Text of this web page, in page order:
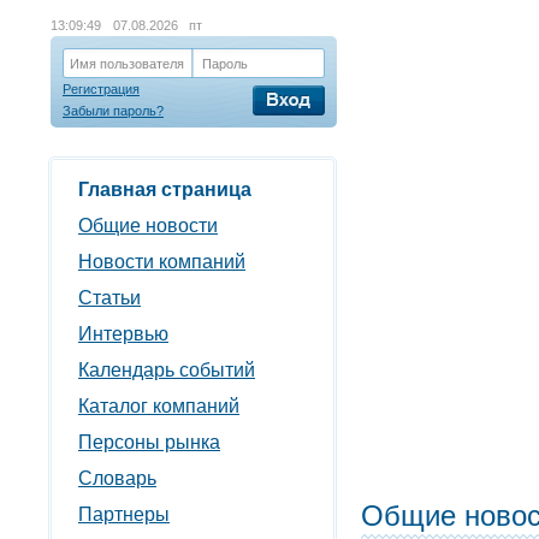
13:09:50 07.08.2026 пт
Имя пользователя
Пароль
Регистрация
Забыли пароль?
Общие
Главная страница
Общие новости
Новости компаний
Статьи
Интервью
Календарь событий
Каталог компаний
Персоны рынка
Словарь
Партнеры